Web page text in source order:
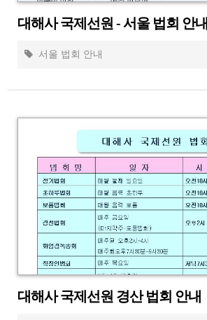
대해사 국제선원 - 서울 법회 안내
서울 법회 안내
대해사 국제선원 경산 법회 안내